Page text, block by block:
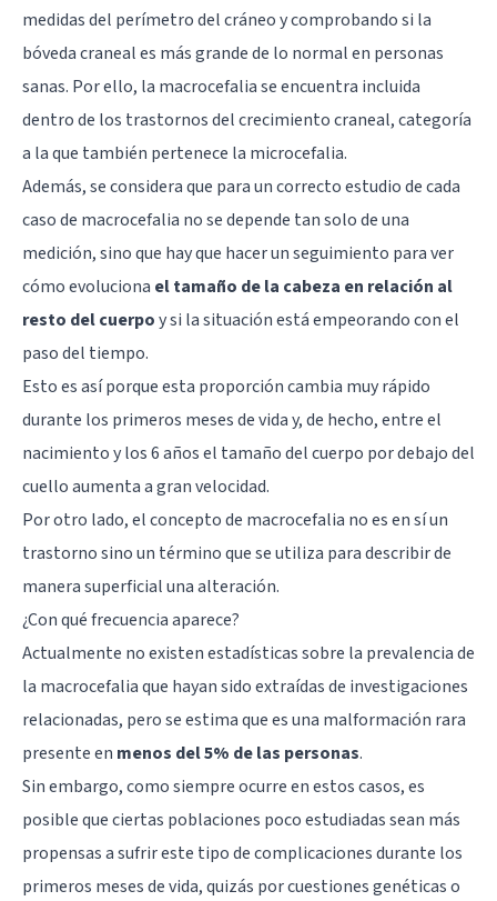
medidas del perímetro del cráneo y comprobando si la
bóveda craneal es más grande de lo normal en personas
sanas. Por ello, la macrocefalia se encuentra incluida
dentro de los trastornos del crecimiento craneal, categoría
a la que también pertenece la microcefalia.
Además, se considera que para un correcto estudio de cada
caso de macrocefalia no se depende tan solo de una
medición, sino que hay que hacer un seguimiento para ver
cómo evoluciona el tamaño de la cabeza en relación al
resto del cuerpoy si la situación está empeorando con el
paso del tiempo.
Esto es así porque esta proporción cambia muy rápido
durante los primeros meses de vida y, de hecho, entre el
nacimiento y los 6 años el tamaño del cuerpo por debajo del
cuello aumenta a gran velocidad.
Por otro lado, el concepto de macrocefalia no es en sí un
trastorno sino un término que se utiliza para describir de
manera superficial una alteración.
¿Con qué frecuencia aparece?
Actualmente no existen estadísticas sobre la prevalencia de
la macrocefalia que hayan sido extraídas de investigaciones
relacionadas, pero se estima que es una malformación rara
presente en menos del 5% de las personas.
Sin embargo, como siempre ocurre en estos casos, es
posible que ciertas poblaciones poco estudiadas sean más
propensas a sufrir este tipo de complicaciones durante los
primeros meses de vida, quizás por cuestiones genéticas o